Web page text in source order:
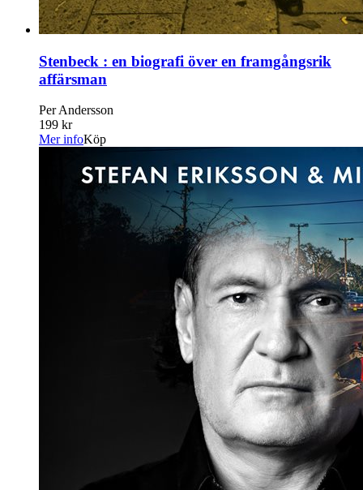
Stenbeck : en biografi över en framgångsrik
affärsman
Per Andersson
199 kr
Mer infoKöp